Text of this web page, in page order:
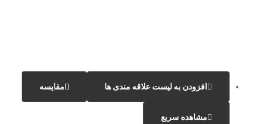
افزودن به لیست علاقه مندی ها مقایسه
مشاهده سریع